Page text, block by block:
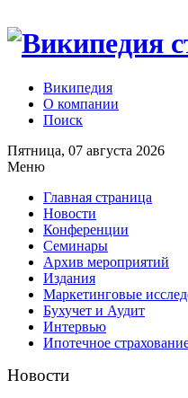
Википедия
О компании
Поиск
Пятница, 07 августа 2026
Меню
Главная страница
Новости
Конференции
Семинары
Архив мероприятий
Издания
Маркетинговые
Бухучет и Аудит
Интервью
Ипотечное
Новости